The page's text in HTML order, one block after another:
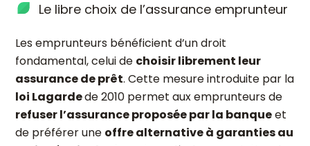
Le libre choix de l’assurance emprunteur
Les emprunteurs bénéficient d’un droit
fondamental, celui de choisir librement leur
assurance de prêt. Cette mesure introduite par la
loi Lagardede 2010 permet aux emprunteurs de
refuser l’assurance proposée par la banqueet
de préférer une offre alternative à garanties au